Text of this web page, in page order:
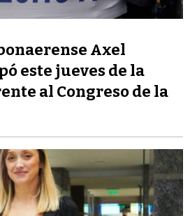
Axel
este jueves de la
al Congreso de la